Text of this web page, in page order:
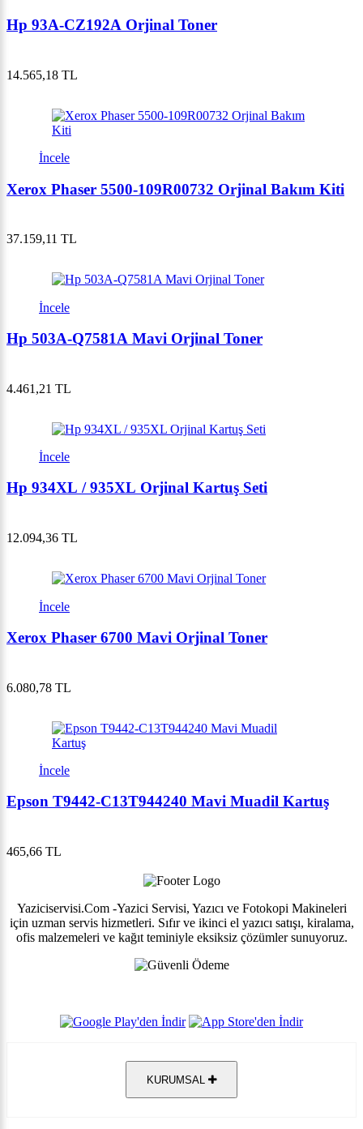
Hp 93A-CZ192A Orjinal Toner
14.565,18 TL
İncele
Xerox Phaser 5500-109R00732 Orjinal Bakım Kiti
37.159,11 TL
İncele
Hp 503A-Q7581A Mavi Orjinal Toner
4.461,21 TL
İncele
Hp 934XL / 935XL Orjinal Kartuş Seti
12.094,36 TL
İncele
Xerox Phaser 6700 Mavi Orjinal Toner
6.080,78 TL
İncele
Epson T9442-C13T944240 Mavi Muadil Kartuş
465,66 TL
Yaziciservisi.Com -Yazici Servisi, Yazıcı ve Fotokopi Makineleri
için uzman servis hizmetleri. Sıfır ve ikinci el yazıcı satışı, kiralama,
ofis malzemeleri ve kağıt teminiyle eksiksiz çözümler sunuyoruz.
KURUMSAL